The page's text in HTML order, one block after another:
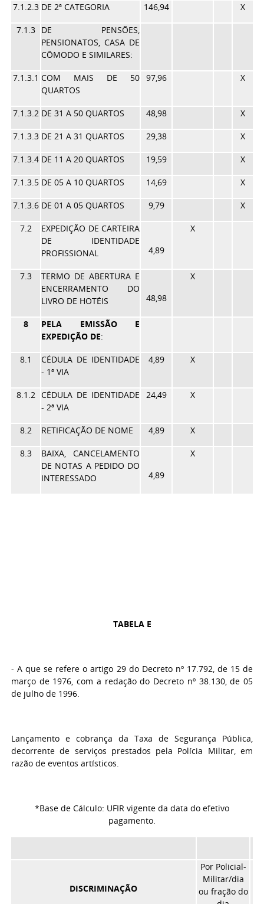
7.1.2.3 DE 2ª CATEGORIA 146,94 X
7.1.3
DE PENSÕES,
PENSIONATOS, CASA DE
CÔMODO E SIMILARES:
7.1.3.1 COM MAIS DE 50
QUARTOS
97,96 X
7.1.3.2 DE 31 A 50 QUARTOS 48,98 X
7.1.3.3 DE 21 A 31 QUARTOS 29,38 X
7.1.3.4 DE 11 A 20 QUARTOS 19,59 X
7.1.3.5 DE 05 A 10 QUARTOS 14,69 X
7.1.3.6 DE 01 A 05 QUARTOS 9,79 X
7.2
EXPEDIÇÃO DE CARTEIRA
DE IDENTIDADE
PROFISSIONAL
4,89
X
7.3
TERMO DE ABERTURA E
ENCERRAMENTO DO
LIVRO DE HOTÉIS
48,98
X
8
PELA EMISSÃO E
EXPEDIÇÃO DE:
8.1
CÉDULA DE IDENTIDADE
- 1ª VIA
4,89 X
8.1.2 CÉDULA DE IDENTIDADE
- 2ª VIA
24,49 X
8.2 RETIFICAÇÃO DE NOME 4,89 X
8.3
BAIXA, CANCELAMENTO
DE NOTAS A PEDIDO DO
INTERESSADO
4,89
X
TABELA E
- A que se refere o artigo 29 do Decreto nº 17.792, de 15 de
março de 1976, com a redação do Decreto nº 38.130, de 05
de julho de 1996.
Lançamento e cobrança da Taxa de Segurança Pública,
decorrente de serviços prestados pela Polícia Militar, em
razão de eventos artísticos.
*Base de Cálculo: UFIR vigente da data do efetivo
pagamento.
DISCRIMINAÇÃO
Por Policial-
Militar/dia
ou fração do